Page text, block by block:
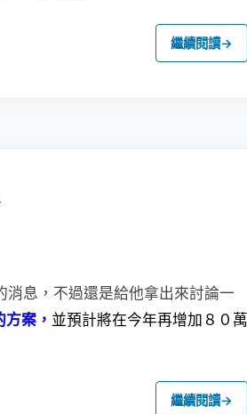
繼續閱讀→
息， 不過還是給他拿出來討論一
案， 並預計將在今年再增加８０萬
繼續閱讀→